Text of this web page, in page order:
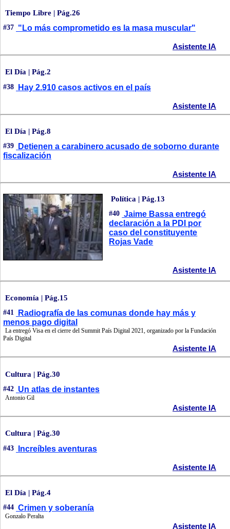
Tiempo Libre | Pág.26
#37 "Lo más comprometido es la masa muscular"
Asistente IA
El Día | Pág.2
#38 Hay 2.910 casos activos en el país
Asistente IA
El Día | Pág.8
#39
Detienen a carabinero acusado de soborno durante
fiscalización
Asistente IA
Política | Pág.13
#40 Jaime Bassa entregó
declaración a la PDI por
caso del constituyente
Rojas Vade
Asistente IA
Economía | Pág.15
#41
Radiografía de las comunas donde hay más y
menos pago digital
La entregó Visa en el cierre del Summit País Digital 2021, organizado por la Fundación
País Digital
Asistente IA
Cultura | Pág.30
#42 Un atlas de instantes
Antonio Gil
Asistente IA
Cultura | Pág.30
#43 Increíbles aventuras
Asistente IA
El Día | Pág.4
#44 Crimen y soberanía
Gonzalo Peralta
Asistente IA